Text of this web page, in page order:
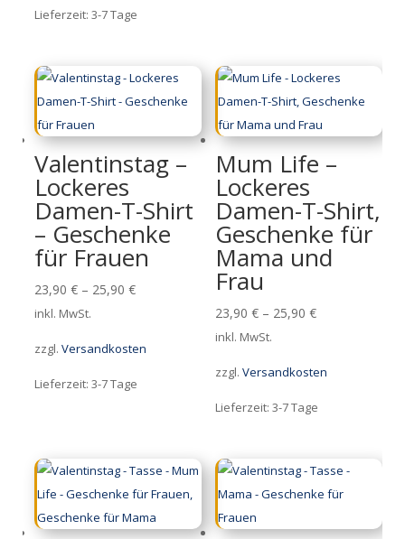
Lieferzeit: 3-7 Tage
Valentinstag –
Lockeres
Damen-T-Shirt
– Geschenke
für Frauen
23,90 €– 25,90 €
inkl. MwSt.
zzgl. Versandkosten
Lieferzeit: 3-7 Tage
Mum Life –
Lockeres
Damen-T-Shirt,
Geschenke für
Mama und
Frau
23,90€ – 25,90€
inkl. MwSt.
zzgl.Versandkosten
Lieferzeit:3-7 Tage